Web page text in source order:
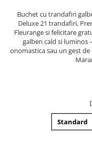
Buchet cu trandafiri
Deluxe 21 trandafiri,
Fleurange si felicitare
galben cald si
onomastica sau un gest
Standard